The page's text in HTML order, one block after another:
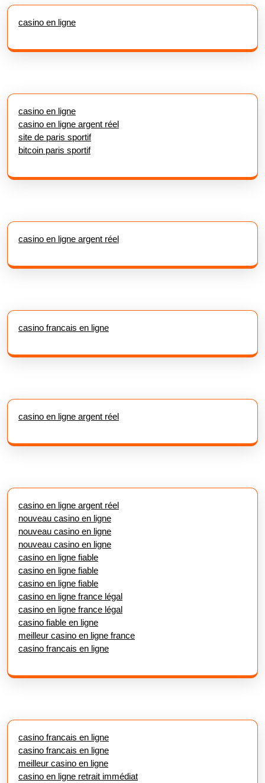
casino en ligne
casino en ligne
casino en ligne argent réel
site de paris sportif
bitcoin paris sportif
casino en ligne argent réel
casino francais en ligne
casino en ligne argent réel
casino en ligne argent réel
nouveau casino en ligne
nouveau casino en ligne
nouveau casino en ligne
casino en ligne fiable
casino en ligne fiable
casino en ligne fiable
casino en ligne france légal
casino en ligne france légal
casino fiable en ligne
meilleur casino en ligne france
casino francais en ligne
casino francais en ligne
casino francais en ligne
meilleur casino en ligne
casino en ligne retrait immédiat